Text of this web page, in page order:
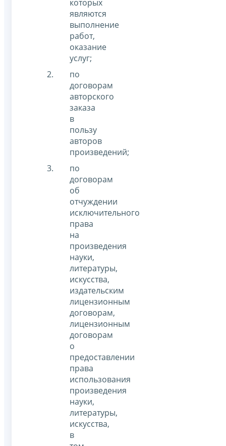
которых
являются
выполнение
работ,
оказание
услуг;
по
договорам
авторского
заказа
в
пользу
авторов
произведений;
по
договорам
об
отчуждении
исключительного
права
на
произведения
науки,
литературы,
искусства,
издательским
лицензионным
договорам,
лицензионным
договорам
о
предоставлении
права
использования
произведения
науки,
литературы,
искусства,
в